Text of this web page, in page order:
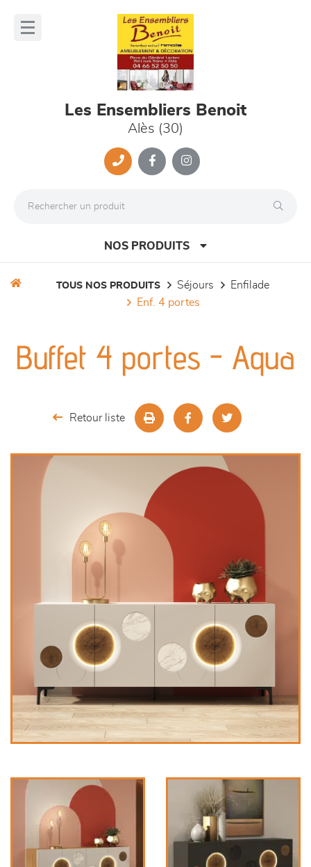
Les Ensembliers Benoit
Alès (30)
NOS PRODUITS
séjours
chambres et dressing
literie
TOUS NOS PRODUITS séjours
enfilade
enf. 4 portes
Buffet 4 portes - Aqua
Retour liste